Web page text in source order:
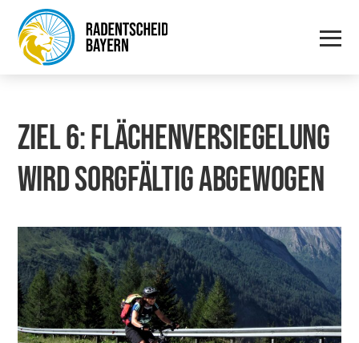
ZIEL 6: FLÄ­CHEN­VER­SIE­GE­LUNG
WIRD SORG­FÄL­TIG ABGEWOGEN